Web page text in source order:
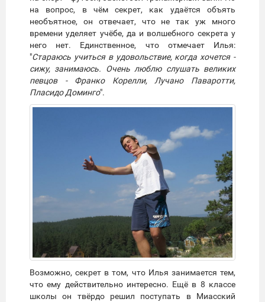
на вопрос, в чём секрет, как удаётся объять
необъятное, он отвечает, что не так уж много
времени уделяет учёбе, да и волшебного секрета у
него нет. Единственное, что отмечает Илья:
"Стараюсь учиться в удовольствие, когда хочется -
сижу, занимаюсь. Очень люблю слушать великих
певцов - Франко Корелли, Лучано Паваротти,
Пласидо Доминго".
Возможно, секрет в том, что Илья занимается тем,
что ему действительно интересно. Ещё в 8 классе
школы он твёрдо решил поступать в Миасский